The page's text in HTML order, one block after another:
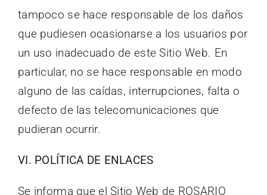
tampoco se hace responsable de los daños
que pudiesen ocasionarse a los usuarios por
un uso inadecuado de este Sitio Web. En
particular, no se hace responsable en modo
alguno de las caídas, interrupciones, falta o
defecto de las telecomunicaciones que
pudieran ocurrir.
VI. POLÍTICA DE ENLACES
Se informa que el Sitio Web de ROSARIO